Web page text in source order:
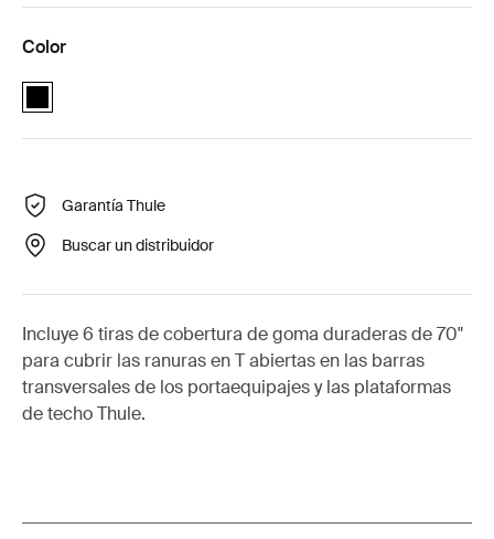
Color
Thule Caprock cover strip Negro (selected)
Garantía Thule
Buscar un distribuidor
Incluye 6 tiras de cobertura de goma duraderas de 70"
para cubrir las ranuras en T abiertas en las barras
transversales de los portaequipajes y las plataformas
de techo Thule.